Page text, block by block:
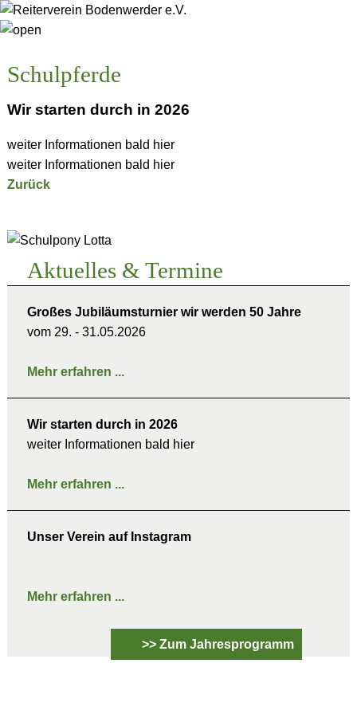
Der
Vereinsgeschichte
Ethische
Grundsätze
Dokumente
&
Anträge
Angebote
Reiten
Schulpferde
Pensionspferde
Trainer
Veranstaltungen
Schulpferde
Wir starten durch in 2026
weiter Informationen bald hier
weiter Informationen bald hier
Zurück
Aktuelles & Termine
Großes Jubiläumsturnier wir werden 50 Jahre
vom 29. - 31.05.2026
Mehr erfahren ...
Wir starten durch in 2026
weiter Informationen bald hier
Mehr erfahren ...
Unser Verein auf Instagram
Mehr erfahren ...
>> Zum Jahresprogramm